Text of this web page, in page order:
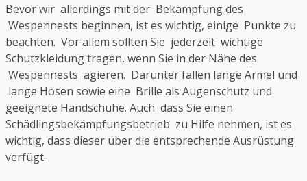
Bevor wir allerdings mit der Bekämpfung des
Wespennests beginnen, ist es wichtig, einige Punkte zu
beachten. Vor allem sollten Sie jederzeit wichtige
Schutzkleidung tragen, wenn Sie in der Nähe des
Wespennests agieren. Darunter fallen lange Ärmel und
lange Hosen sowie eine Brille als Augenschutz und
geeignete Handschuhe. Auch dass Sie einen
Schädlingsbekämpfungsbetrieb zu Hilfe nehmen, ist es
wichtig, dass dieser über die entsprechende Ausrüstung
verfügt.